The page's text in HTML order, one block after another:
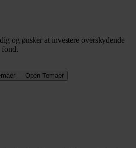
og ønsker at investere overskydende
fond.
Open Temaer